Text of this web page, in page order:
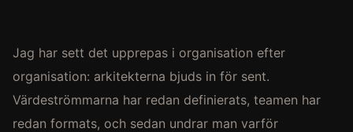
Jag har sett det upprepas i organisation efter
organisation: arkitekterna bjuds in för sent.
Värdeströmmarna har redan definierats, teamen har
redan formats, och sedan undrar man varför